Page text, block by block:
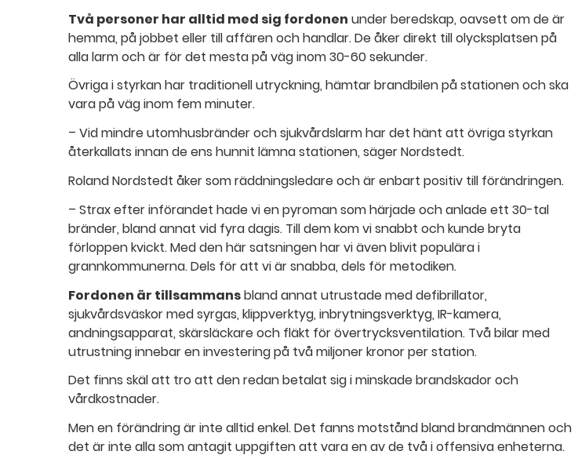
Två personer har alltid med sig fordonen under beredskap, oavsett om de är
hemma, på jobbet eller till affären och handlar. De åker direkt till olycksplatsen på
alla larm och är för det mesta på väg inom 30-60 sekunder.
Övriga i styrkan har traditionell utryckning, hämtar brandbilen på stationen och ska
vara på väg inom fem minuter.
– Vid mindre utomhusbränder och sjukvårdslarm har det hänt att övriga styrkan
återkallats innan de ens hunnit lämna stationen, säger Nordstedt.
Roland Nordstedt åker som räddningsledare och är enbart positiv till förändringen.
– Strax efter införandet hade vi en pyroman som härjade och anlade ett 30-tal
bränder, bland annat vid fyra dagis. Till dem kom vi snabbt och kunde bryta
förloppen kvickt. Med den här satsningen har vi även blivit populära i
grannkommunerna. Dels för att vi är snabba, dels för metodiken.
Fordonen är tillsammansbland annat utrustade med defibrillator,
sjukvårdsväskor med syrgas, klippverktyg, inbrytningsverktyg, IR-kamera,
andningsapparat, skärsläckare och fläkt för övertrycksventilation. Två bilar med
utrustning innebar en investering på två miljoner kronor per station.
Det finns skäl att tro att den redan betalat sig i minskade brandskador och
vårdkostnader.
Men en förändring är inte alltid enkel. Det fanns motstånd bland brandmännen och
det är inte alla som antagit uppgiften att vara en av de två i offensiva enheterna.